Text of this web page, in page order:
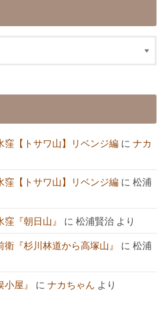
窪【トサワ山】リベンジ編 にナカ
窪【トサワ山】リベンジ編 に松浦
『朝日山』 に松浦賢治 より
『杉川林道から高塚山』 に松浦
屋』 にナカちゃん より